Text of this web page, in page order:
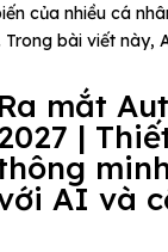
của nhiều cá
bài viết này,
Ra mắt
|
AI và